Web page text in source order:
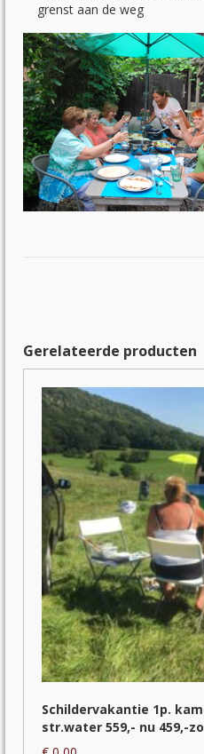
grenst aan de weg
Gerelateerde producten
Schildervakantie 1p.
str.water 559,- nu 459,-